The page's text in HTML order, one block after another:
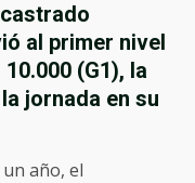
al primer nivel
(G1), la
jornada en su
año, el